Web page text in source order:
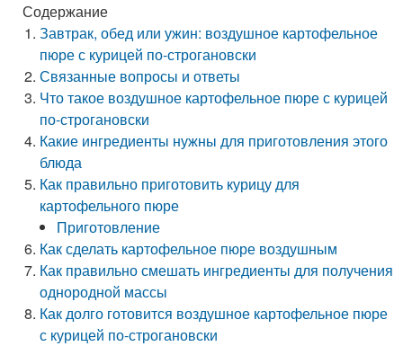
Содержание
Завтрак, обед или ужин: воздушное картофельное
пюре с курицей по-строгановски
Связанные вопросы и ответы
Что такое воздушное картофельное пюре с курицей
по-строгановски
Какие ингредиенты нужны для приготовления этого
блюда
Как правильно приготовить курицу для
картофельного пюре
Приготовление
Как сделать картофельное пюре воздушным
Как правильно смешать ингредиенты для получения
однородной массы
Как долго готовится воздушное картофельное пюре
с курицей по-строгановски